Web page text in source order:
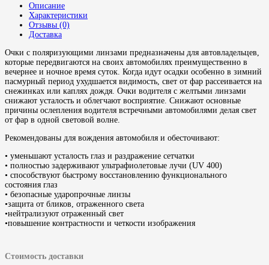
Описание
Характеристики
Отзывы (0)
Доставка
Очки с поляризующими линзами предназначены для автовладельцев,
которые передвигаются на своих автомобилях преимущественно в
вечернее и ночное время суток. Когда идут осадки особенно в зимний
пасмурный период ухудшается видимость, свет от фар рассеивается на
снежинках или каплях дождя. Очки водителя с желтыми линзами
снижают усталость и облегчают восприятие. Снижают основные
причины ослепления водителя встречными автомобилями делая свет
от фар в одной световой волне.
Рекомендованы для вождения автомобиля и обесточивают:
• уменьшают усталость глаз и раздражение сетчатки
• полностью задерживают ультрафиолетовые лучи (UV 400)
• способствуют быстрому восстановлению функционального
состояния глаз
• безопасные ударопрочные линзы
•защита от бликов, отраженного света
•нейтрализуют отраженный свет
•повышение контрастности и четкости изображения
Стоимость доставки